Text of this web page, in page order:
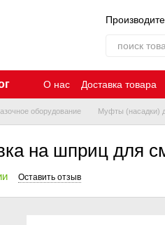
О нас Доставка товара
оборудование Муфты (насадки)
на шприц для
Оставить отзыв